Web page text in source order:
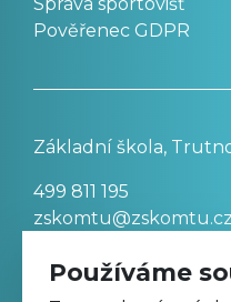
Pověřenec GDPR
Základní škola,
499 811 195
zskomtu@zskomtu.cz
Používáme